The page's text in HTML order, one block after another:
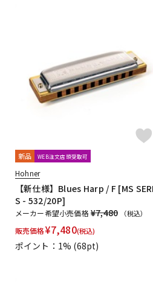
新品 WEB注文店頭受取可
Hohner
【新仕様】Blues Harp / F [MS
S - 532/20P]
メーカー希望小売価格¥7,480 （税込）
販売価格¥7,480(税込)
ポイント：1% (68pt)